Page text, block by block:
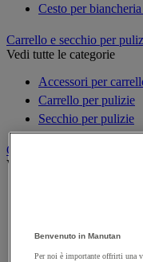
Cesto per biancheria
Carrello e secchio per
Vedi tutte le categorie
Accessori per
Carrello per pulizie
Secchio per pulizie
Carta igienica e fazzoletti
Vedi tutte le categorie
Benvenuto in Manutan
Per noi è importante offrirti una